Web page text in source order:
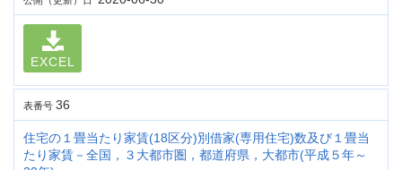
EXCEL
表番号 36
住宅の１畳当たり家賃(18区分)別借家(専用住宅)数及び１畳当
たり家賃－全国，３大都市圏，都道府県，大都市(平成５年～